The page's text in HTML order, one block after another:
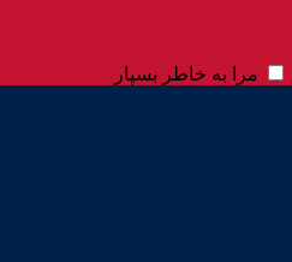
مرا به خاطر بسپار